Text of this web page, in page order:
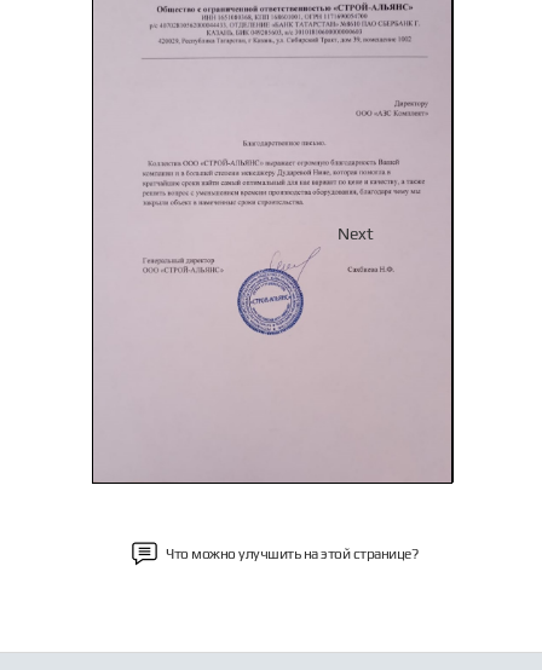
Next
Что можно улучшить на этой странице?